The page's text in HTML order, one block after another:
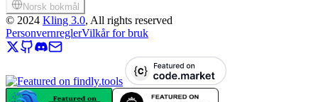
Norsk bokmål
© 2024 Kling 3.0, All rights reserved
PersonvernreglerVilkår for bruk